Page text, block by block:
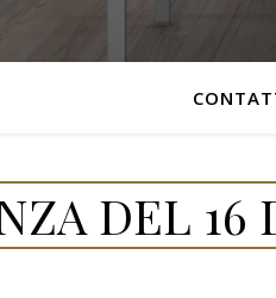
DEL 16